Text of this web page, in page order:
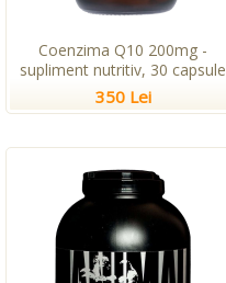
Coenzima Q10 200mg -
supliment nutritiv, 30 capsule
350 Lei